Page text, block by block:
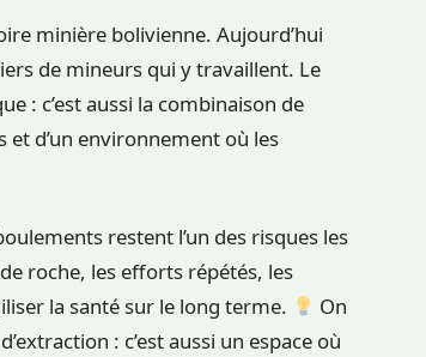
minière bolivienne. Aujourd’hui
de mineurs qui y travaillent. Le
: c’est aussi la combinaison de
d’un environnement où les
restent l’un des risques les
roche, les efforts répétés, les
la santé sur le long terme.
On
: c’est aussi un espace où